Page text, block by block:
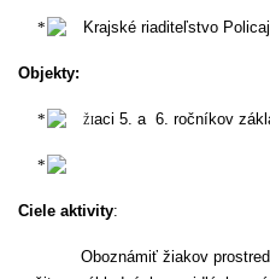
Krajské riaditeľstvo
Objekty:
ŽIaci 5. a 6. ročníkov
Ciele aktivity:
Oboznámiť žiakov